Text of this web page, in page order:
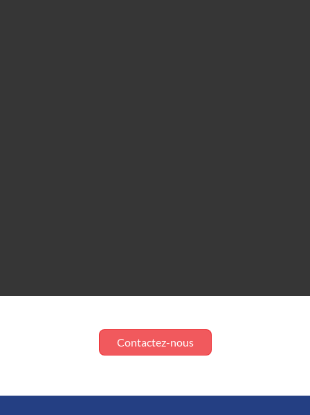
Contactez-nous